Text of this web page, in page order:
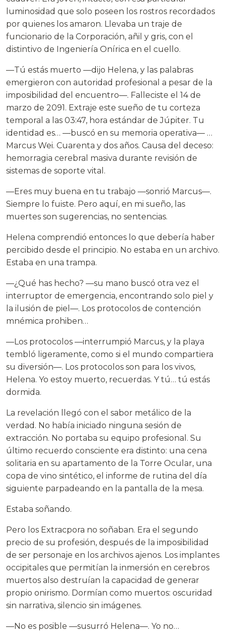
luminosidad que solo poseen los rostros recordados
por quienes los amaron. Llevaba un traje de
funcionario de la Corporación, añil y gris, con el
distintivo de Ingeniería Onírica en el cuello.
—Tú estás muerto —dijo Helena, y las palabras
emergieron con autoridad profesional a pesar de la
imposibilidad del encuentro—. Falleciste el 14 de
marzo de 2091. Extraje este sueño de tu corteza
temporal a las 03:47, hora estándar de Júpiter. Tu
identidad es… —buscó en su memoria operativa— …
Marcus Wei. Cuarenta y dos años. Causa del deceso:
hemorragia cerebral masiva durante revisión de
sistemas de soporte vital.
—Eres muy buena en tu trabajo —sonrió Marcus—.
Siempre lo fuiste. Pero aquí, en mi sueño, las
muertes son sugerencias, no sentencias.
Helena comprendió entonces lo que debería haber
percibido desde el principio. No estaba en un archivo.
Estaba en una trampa.
—¿Qué has hecho? —su mano buscó otra vez el
interruptor de emergencia, encontrando solo piel y
la ilusión de piel—. Los protocolos de contención
mnémica prohiben…
—Los protocolos —interrumpió Marcus, y la playa
tembló ligeramente, como si el mundo compartiera
su diversión—. Los protocolos son para los vivos,
Helena. Yo estoy muerto, recuerdas. Y tú… tú estás
dormida.
La revelación llegó con el sabor metálico de la
verdad. No había iniciado ninguna sesión de
extracción. No portaba su equipo profesional. Su
último recuerdo consciente era distinto: una cena
solitaria en su apartamento de la Torre Ocular, una
copa de vino sintético, el informe de rutina del día
siguiente parpadeando en la pantalla de la mesa.
Estaba soñando.
Pero los Extracpora no soñaban. Era el segundo
precio de su profesión, después de la imposibilidad
de ser personaje en los archivos ajenos. Los implantes
occipitales que permitían la inmersión en cerebros
muertos also destruían la capacidad de generar
propio onirismo. Dormían como muertos: oscuridad
sin narrativa, silencio sin imágenes.
—No es posible —susurró Helena—. Yo no…